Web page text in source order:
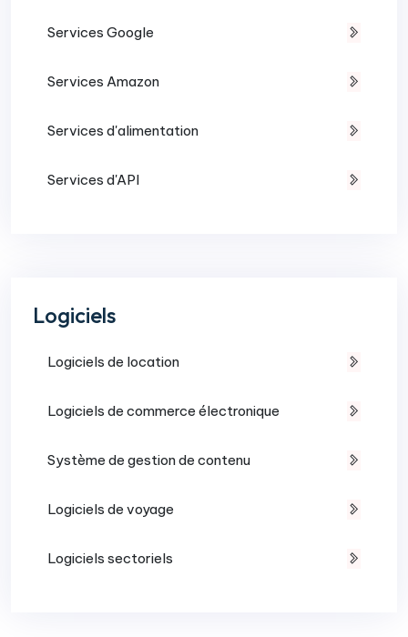
Services Google
Services Amazon
Services d'alimentation
Services d'API
Logiciels
Logiciels de location
Logiciels de commerce électronique
Système de gestion de contenu
Logiciels de voyage
Logiciels sectoriels